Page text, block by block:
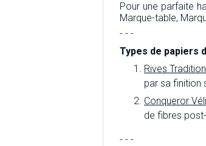
Pour une parfaite
Marque-table,
- - -
Types de papiers
Rives
par sa finition
Conqueror
de fibres
- - -